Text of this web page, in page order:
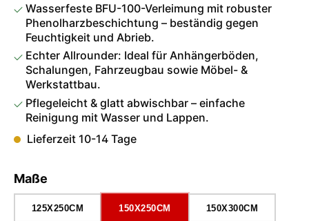
Wasserfeste BFU-100-Verleimung mit robuster
Phenolharzbeschichtung – beständig gegen
Feuchtigkeit und Abrieb.
Echter Allrounder: Ideal für Anhängerböden,
Schalungen, Fahrzeugbau sowie Möbel- &
Werkstattbau.
Pflegeleicht & glatt abwischbar – einfache
Reinigung mit Wasser und Lappen.
Lieferzeit 10-14 Tage
Maße
125X250CM 150X250CM 150X300CM